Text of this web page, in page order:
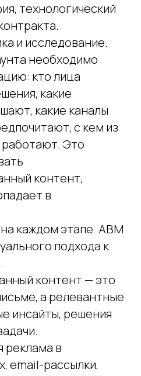
технологический
и исследование.
необходимо
кто лица
какие
какие каналы
с кем из
Это
контент,
в
каждом этапе. ABM
подхода к
контент — это
а релевантные
инсайты, решения
реклама в
email-рассылки,